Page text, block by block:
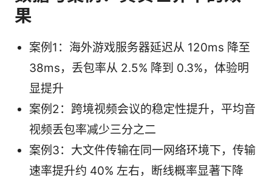
果
案例1：海外游戏服务器延迟从 120ms 降至
38ms，丢包率从 2.5% 降到 0.3%，体验明
显提升
案例2：跨境视频会议的稳定性提升，平均音
视频丢包率减少三分之二
案例3：大文件传输在同一网络环境下，传输
速率提升约 40% 左右，断线概率显著下降